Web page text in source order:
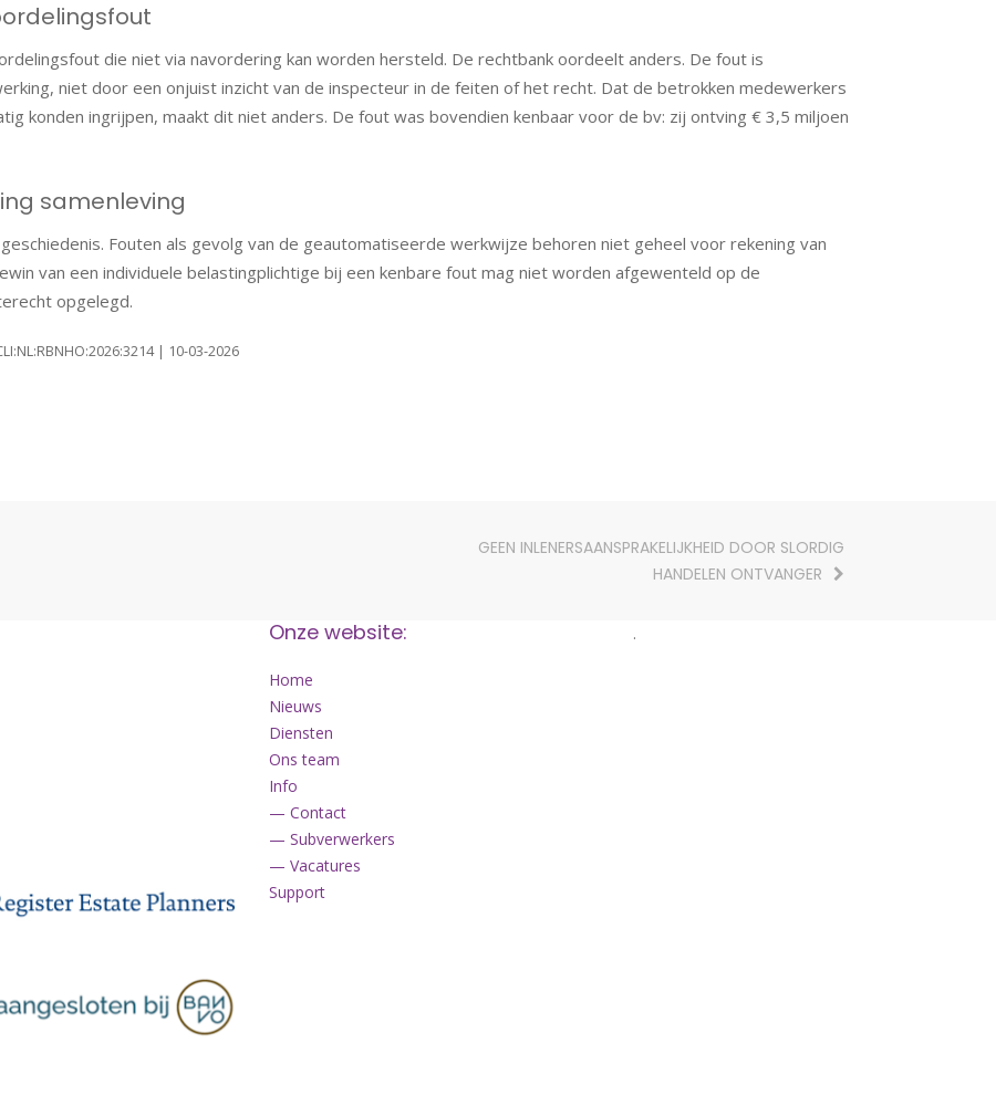
die niet via navordering kan worden hersteld. De rechtbank oordeelt anders. De fout is
niet door een onjuist inzicht van de inspecteur in de feiten of het recht. Dat de betrokken medewerkers
konden ingrijpen, maakt dit niet anders. De fout was bovendien kenbaar voor de bv: zij ontving € 3,5 miljoen
samenleving
Fouten als gevolg van de geautomatiseerde werkwijze behoren niet geheel voor rekening van
van een individuele belastingplichtige bij een kenbare fout mag niet worden afgewenteld op de
opgelegd.
| 10-03-2026
GEEN INLENERSAANSPRAKELIJKHEID DOOR SLORDIG
HANDELEN ONTVANGER
Onze website:
Home
Nieuws
Diensten
Ons team
Info
— Contact
— Subverwerkers
— Vacatures
Support
.